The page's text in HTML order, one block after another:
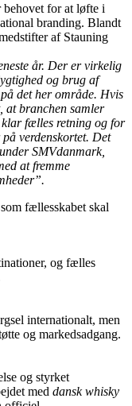
behovet for at løfte i
branding. Blandt
af Stauning
år. Der er virkelig
og brug af
det her område. Hvis
at branchen samler
fælles retning og for
verdenskortet. Det
SMVdanmark,
at fremme
fællesskabet skal
og fælles
internationalt, men
og markedsadgang.
og styrket
med dansk whisky